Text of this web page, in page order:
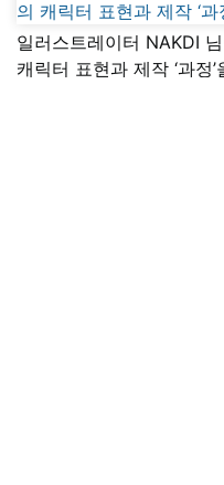
일러스트레이터 NAKDI
캐릭터 표현과 제작 ‘과정